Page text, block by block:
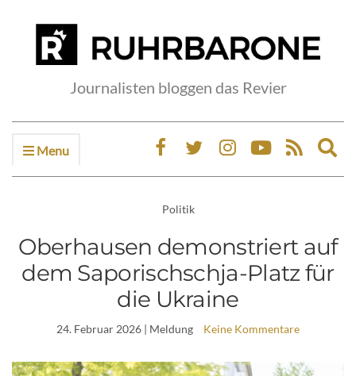
Journalisten bloggen das Revier
Menu
Politik
Oberhausen demonstriert auf
dem Saporischschja-Platz für
die Ukraine
24. Februar 2026 | Meldung Keine Kommentare